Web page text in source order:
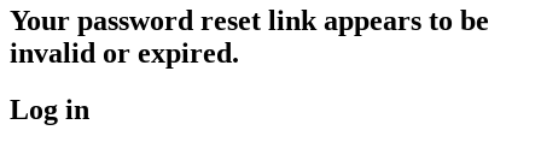
Your password reset link appears to be
invalid or expired.
Log in